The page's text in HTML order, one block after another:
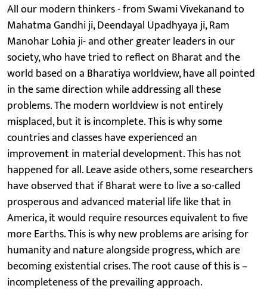
All our modern thinkers - from Swami Vivekanand to
Mahatma Gandhi ji, Deendayal Upadhyaya ji, Ram
Manohar Lohia ji- and other greater leaders in our
society, who have tried to reflect on Bharat and the
world based on a Bharatiya worldview, have all pointed
in the same direction while addressing all these
problems. The modern worldview is not entirely
misplaced, but it is incomplete. This is why some
countries and classes have experienced an
improvement in material development. This has not
happened for all. Leave aside others, some researchers
have observed that if Bharat were to live a so-called
prosperous and advanced material life like that in
America, it would require resources equivalent to five
more Earths. This is why new problems are arising for
humanity and nature alongside progress, which are
becoming existential crises. The root cause of this is –
incompleteness of the prevailing approach.